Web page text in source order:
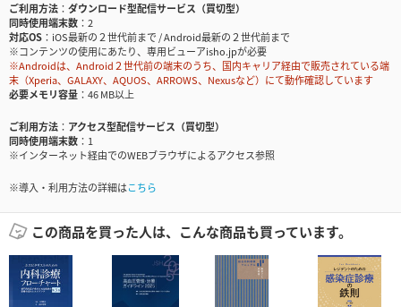
ご利用方法
ダウンロード型配信サービス（買切型）
同時使用端末数
2
対応OS
iOS最新の２世代前まで / Android最新の２世代前まで
※コンテンツの使用にあたり、専用ビューアisho.jpが必要
※Androidは、Android２世代前の端末のうち、国内キャリア経由で販売されている端
末（Xperia、GALAXY、AQUOS、ARROWS、Nexusなど）にて動作確認しています
必要メモリ容量
46 MB以上
ご利用方法
アクセス型配信サービス（買切型）
同時使用端末数
1
※インターネット経由でのWEBブラウザによるアクセス参照
※導入・利用方法の詳細はこちら
この商品を買った人は、こんな商品も買っています。